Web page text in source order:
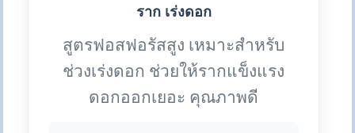
ราก เร่งดอก
สูตรฟอสฟอรัสสูง เหมาะสำหรับ
ช่วงเร่งดอก ช่วยให้รากแข็งแรง
ดอกออกเยอะ คุณภาพดี